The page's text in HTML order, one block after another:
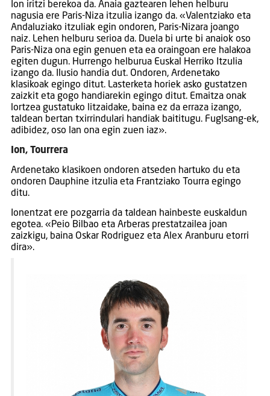
Ion iritzi berekoa da. Anaia gaztearen lehen helburu
nagusia ere Paris-Niza itzulia izango da. «Valentziako eta
Andaluziako itzuliak egin ondoren, Paris-Nizara joango
naiz. Lehen helburu serioa da. Duela bi urte bi anaiok oso
Paris-Niza ona egin genuen eta ea oraingoan ere halakoa
egiten dugun. Hurrengo helburua Euskal Herriko Itzulia
izango da. Ilusio handia dut. Ondoren, Ardenetako
klasikoak egingo ditut. Lasterketa horiek asko gustatzen
zaizkit eta gogo handiarekin egingo ditut. Emaitza onak
lortzea gustatuko litzaidake, baina ez da erraza izango,
taldean bertan txirrindulari handiak baititugu. Fuglsang-ek,
adibidez, oso lan ona egin zuen iaz».
Ion, Tourrera
Ardenetako klasikoen ondoren atseden hartuko du eta
ondoren Dauphine itzulia eta Frantziako Tourra egingo
ditu.
Ionentzat ere pozgarria da taldean hainbeste euskaldun
egotea. «Peio Bilbao eta Arberas prestatzailea joan
zaizkigu, baina Oskar Rodriguez eta Alex Aranburu etorri
dira».